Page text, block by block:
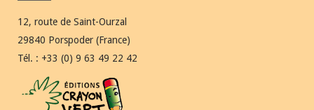
12, route de Saint-Ourzal
29840 Porspoder (France)
Tél. : +33 (0) 9 63 49 22 42